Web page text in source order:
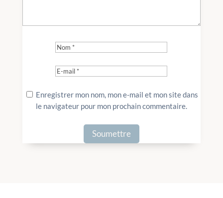
Enregistrer mon nom, mon e-mail et mon site dans
le navigateur pour mon prochain commentaire.